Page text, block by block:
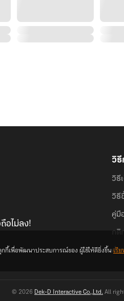
อไม่ลง!
วิธี
วิธี
วิธี
คู่มื
กติ
คำ
© 2026 Dek-D Interactive Co.,Ltd. All
กี้เพื่อพัฒนาประสบการณ์ของ ผู้ใช้ให้ดียิ่งขึ้นเรี